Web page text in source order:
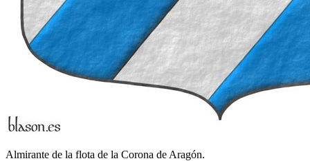
Almirante de la flota de la Corona de Aragón.